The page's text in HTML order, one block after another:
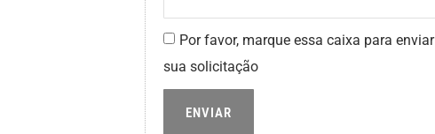
Por favor, marque essa caixa para enviar
sua solicitação
ENVIAR